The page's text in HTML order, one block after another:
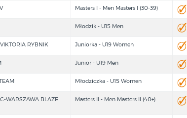
Masters I - Men Masters I (30-39)
Młodzik - U15 Men
RYBNIK Juniorka - U19 Women
Junior - U19 Men
Młodziczka - U15 Women
WARSZAWA BLAZE
Masters II - Men Masters II (40+)